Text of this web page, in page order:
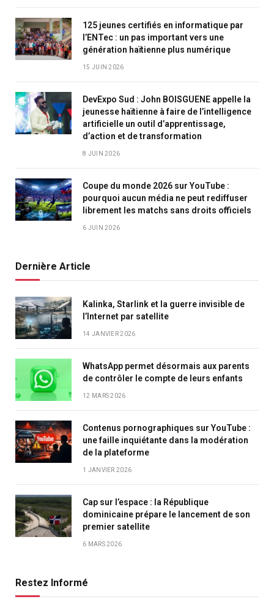
125 jeunes certifiés en informatique par
l’ENTec : un pas important vers une
génération haïtienne plus numérique
15 JUIN 2026
DevExpo Sud : John BOISGUENE appelle la
jeunesse haïtienne à faire de l’intelligence
artificielle un outil d’apprentissage,
d’action et de transformation
8 JUIN 2026
Coupe du monde 2026 sur YouTube :
pourquoi aucun média ne peut rediffuser
librement les matchs sans droits officiels
6 JUIN 2026
Dernière Article
Kalinka, Starlink et la guerre invisible de
l’Internet par satellite
14 JANVIER 2026
WhatsApp permet désormais aux parents
de contrôler le compte de leurs enfants
12 MARS 2026
Contenus pornographiques sur YouTube :
une faille inquiétante dans la modération
de la plateforme
1 JANVIER 2026
Cap sur l’espace : la République
dominicaine prépare le lancement de son
premier satellite
6 MARS 2026
Restez Informé